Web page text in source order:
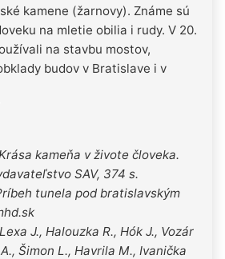
kamene (žarnovy). Známe sú
na mletie obilia i rudy. V 20.
na stavbu mostov,
budov v Bratislave i v
kameňa v živote človeka.
SAV, 374 s.
tunela pod bratislavským
J., Halouzka R., Hók J., Vozár
Šimon L., Havrila M., Ivanička